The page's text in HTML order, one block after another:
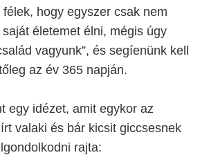
hogy egyszer csak nem
életemet élni, mégis úgy
vagyunk”, és segíenünk kell
az év 365 napján.
egy idézet, amit egykor az
valaki és bár kicsit giccsesnek
rajta: